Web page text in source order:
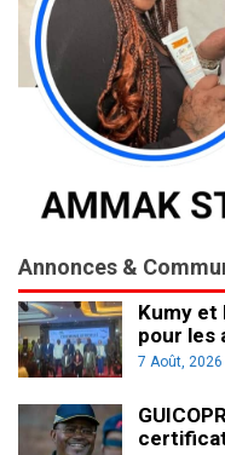
Annonces &
Kumy et
pour les
7 Août, 2026